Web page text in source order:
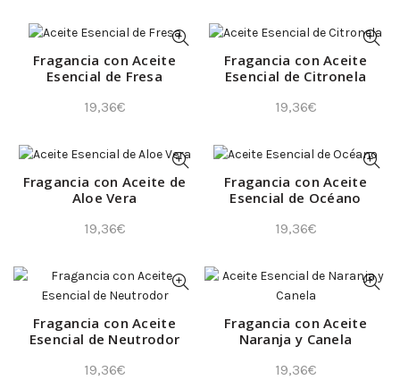
Fragancia con Aceite
Esencial de Fresa
19,36€
Fragancia con Aceite
Esencial de Citronela
19,36€
Fragancia con Aceite de
Aloe Vera
19,36€
Fragancia con Aceite
Esencial de Océano
19,36€
Fragancia con Aceite
Esencial de Neutrodor
19,36€
Fragancia con Aceite
Naranja y Canela
19,36€